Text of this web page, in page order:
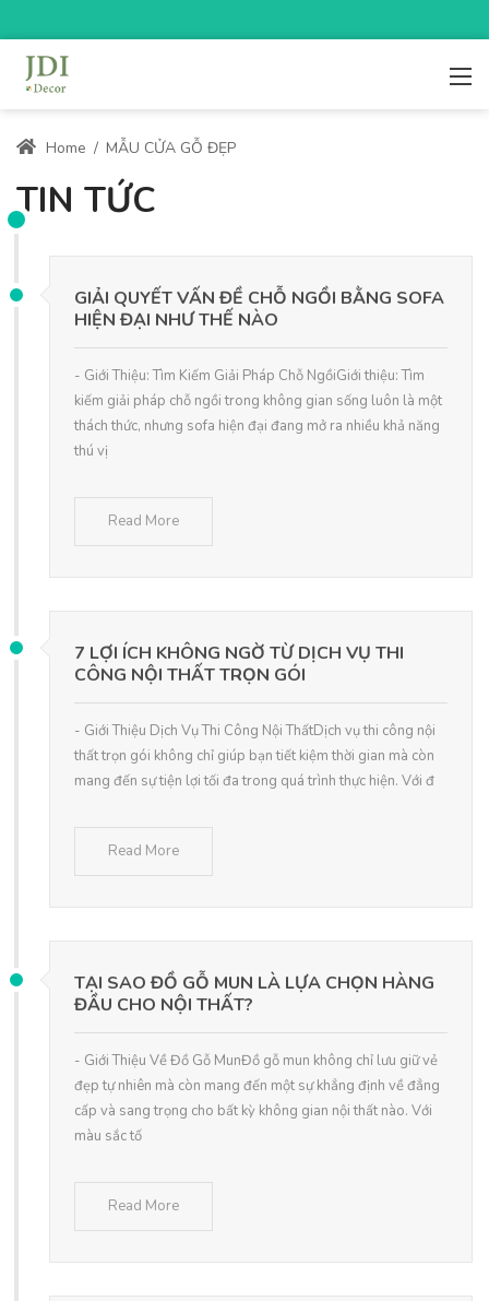
Home / MẪU CỬA GỖ ĐẸP
TIN TỨC
GIẢI QUYẾT VẤN ĐỀ CHỖ NGỒI BẰNG SOFA
HIỆN ĐẠI NHƯ THẾ NÀO
- Giới Thiệu: Tìm Kiếm Giải Pháp Chỗ NgồiGiới thiệu: Tìm
kiếm giải pháp chỗ ngồi trong không gian sống luôn là một
thách thức, nhưng sofa hiện đại đang mở ra nhiều khả năng
thú vị
Read More
7 LỢI ÍCH KHÔNG NGỜ TỪ DỊCH VỤ THI
CÔNG NỘI THẤT TRỌN GÓI
- Giới Thiệu Dịch Vụ Thi Công Nội ThấtDịch vụ thi công nội
thất trọn gói không chỉ giúp bạn tiết kiệm thời gian mà còn
mang đến sự tiện lợi tối đa trong quá trình thực hiện. Với đ
Read More
TẠI SAO ĐỒ GỖ MUN LÀ LỰA CHỌN HÀNG
ĐẦU CHO NỘI THẤT?
- Giới Thiệu Về Đồ Gỗ MunĐồ gỗ mun không chỉ lưu giữ vẻ
đẹp tự nhiên mà còn mang đến một sự khẳng định về đẳng
cấp và sang trọng cho bất kỳ không gian nội thất nào. Với
màu sắc tố
Read More